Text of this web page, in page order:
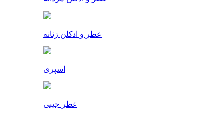
عطر و ادکلن زنانه
اسپری
عطر جیبی